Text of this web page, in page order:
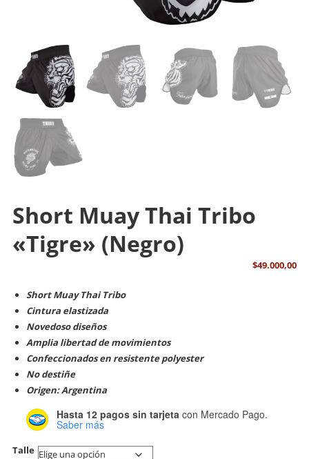
Short Muay Thai Tribo
«Tigre» (Negro)
$49.000,00
Short Muay Thai Tribo
Cintura elastizada
Novedoso diseños
Amplia libertad de movimientos
Confeccionados en resistente polyester
No destiñe
Origen: Argentina
Hasta 12 pagos sin tarjeta con Mercado Pago.
Saber más
Talle